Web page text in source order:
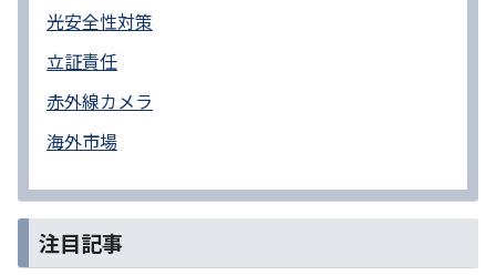
光安全性対策
立証責任
赤外線カメラ
海外市場
注目記事